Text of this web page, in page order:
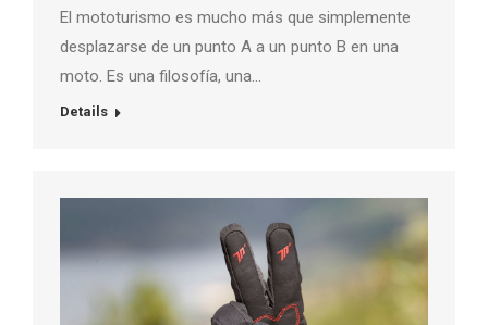
El mototurismo es mucho más que simplemente
desplazarse de un punto A a un punto B en una
moto. Es una filosofía, una…
Details